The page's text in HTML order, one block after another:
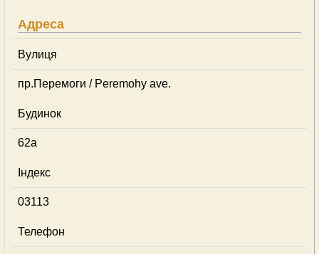
Адреса
Вулиця
пр.Перемоги / Peremohy ave.
Будинок
62а
Індекс
03113
Телефон